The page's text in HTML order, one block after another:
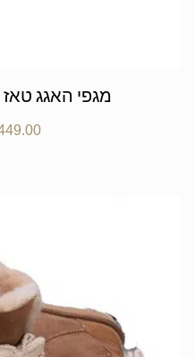
UGG TAZZ מגפי האגג טאז